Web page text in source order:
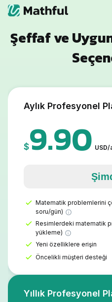
Şeffaf ve
Aylık Profesyonel
$9.90 USD/
Matematik problemlerini
soru/gün)
Resimlerdeki matematik
yükleme)
Yeni özelliklere erişin
Öncelikli müşteri desteği
Yıllık Profesyonel